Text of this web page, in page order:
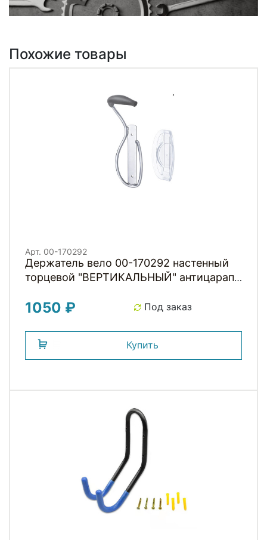
Похожие товары
Арт. 00-170292
Держатель вело 00-170292 настенный
торцевой "ВЕРТИКАЛЬНЫЙ" антицарап.
упором под 2е колесо, сталь серый
1050 ₽ Под заказ
Купить